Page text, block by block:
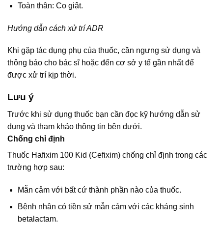
Toàn thân: Co giật.
Hướng dẫn cách xử trí ADR
Khi gặp tác dụng phụ của thuốc, cần ngưng sử dụng và
thông báo cho bác sĩ hoặc đến cơ sở y tế gần nhất để
được xử trí kịp thời.
Lưu ý
Trước khi sử dụng thuốc bạn cần đọc kỹ hướng dẫn sử
dụng và tham khảo thông tin bên dưới.
Chống chỉ định
Thuốc Hafixim 100 Kid (Cefixim) chống chỉ định trong các
trường hợp sau:
Mẫn cảm với bất cứ thành phần nào của thuốc.
Bệnh nhân có tiền sử mẫn cảm với các kháng sinh
betalactam.